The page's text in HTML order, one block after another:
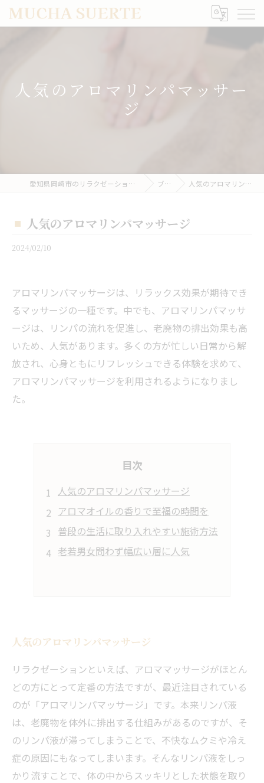
人気のアロマリンパマッサー
ジ
愛知県岡崎市のリラクゼーションならMUCHA SUERTE ブログ 人気のアロマリンパマッサージ
人気のアロマリンパマッサージ
2024/02/10
アロマリンパマッサージは、リラックス効果が期待でき
るマッサージの一種です。中でも、アロマリンパマッサ
ージは、リンパの流れを促進し、老廃物の排出効果も高
いため、人気があります。多くの方が忙しい日常から解
放され、心身ともにリフレッシュできる体験を求めて、
アロマリンパマッサージを利用されるようになりまし
た。
目次
人気のアロマリンパマッサージ
アロマオイルの香りで至福の時間を
普段の生活に取り入れやすい施術方法
老若男女問わず幅広い層に人気
人気のアロマリンパマッサージ
リラクゼーションといえば、アロママッサージがほとん
どの方にとって定番の方法ですが、最近注目されている
のが「アロマリンパマッサージ」です。本来リンパ液
は、老廃物を体外に排出する仕組みがあるのですが、そ
のリンパ液が滞ってしまうことで、不快なムクミや冷え
症の原因にもなってしまいます。そんなリンパ液をしっ
かり流すことで、体の中からスッキリとした状態を取り